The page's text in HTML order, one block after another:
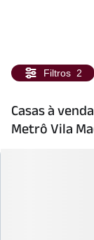
Filtros 2
Casas à
Metrô Vila